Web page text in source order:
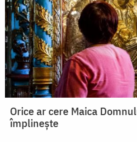
Orice ar cere Maica
împlinește